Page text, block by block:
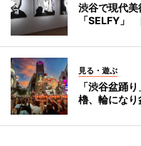
渋谷で現代
「SELFY」
見る・遊ぶ
「渋谷盆踊
櫓、輪になり